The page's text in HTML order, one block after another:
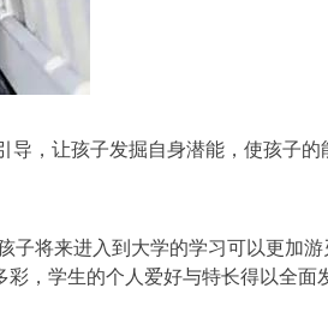
，让孩子发掘自身潜能，使孩子的
将来进入到大学的学习可以更加游
，学生的个人爱好与特长得以全面